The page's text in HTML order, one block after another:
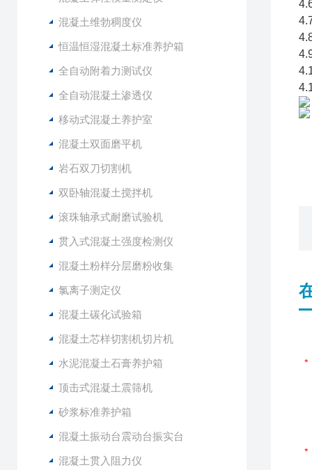
混凝土维勃稠度仪
恒温恒湿混凝土标准养护箱
全自动附着力测试仪
全自动混凝土渗透仪
移动式混凝土养护室
混凝土双面磨平机
岩石双刀切割机
双卧轴混凝土搅拌机
滚珠轴承式耐磨试验机
贯入式混凝土强度检测仪
混凝土粉样分层磨粉收集
氯离子测定仪
混凝土碳化试验箱
混凝土芯样切割机切片机
水泥混凝土石膏养护箱
顶击式混凝土震筛机
砂浆标准养护箱
混凝土振动台震动台振实台
混凝土贯入阻力仪